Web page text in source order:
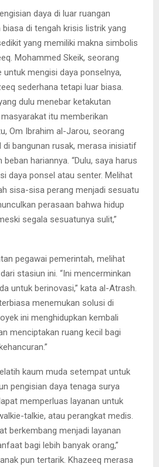
daya di luar ruangan
di tengah krisis listrik yang
yang memiliki makna simbolis
Mohammed Skeik, seorang
mengisi daya ponselnya,
sederhana tetapi luar biasa.
dulu menebar ketakutan
itu memberikan
Om Ibrahim al-Jarou, seorang
di bangunan rusak, merasa inisiatif
hariannya. “Dulu, saya harus
daya ponsel atau senter. Melihat
sisa-sisa perang menjadi sesuatu
perasaan bahwa hidup
segala sesuatunya sulit,”
pegawai pemerintah, melihat
stasiun ini. “Ini mencerminkan
untuk berinovasi,” kata al-Atrash.
menemukan solusi di
ini menghidupkan kembali
menciptakan ruang kecil bagi
kaum muda setempat untuk
pengisian daya tenaga surya
memperluas layanan untuk
talkie, atau perangkat medis.
berkembang menjadi layanan
bagi lebih banyak orang,”
pun tertarik. Khazeeq merasa